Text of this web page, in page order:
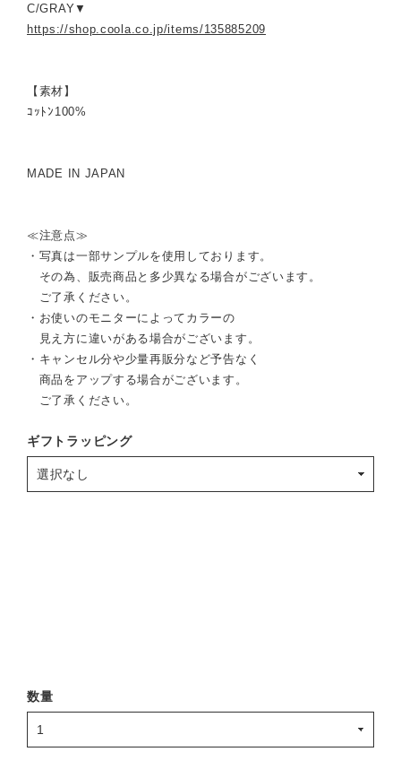
C/GRAY▼
https://shop.coola.co.jp/items/135885209
【素材】
ｺｯﾄﾝ100%
MADE IN JAPAN
≪注意点≫
・写真は一部サンプルを使用しております。
その為、販売商品と多少異なる場合がございます。
ご了承ください。
・お使いのモニターによってカラーの
見え方に違いがある場合がございます。
・キャンセル分や少量再販分など予告なく
商品をアップする場合がございます。
ご了承ください。
ギフトラッピング
数量